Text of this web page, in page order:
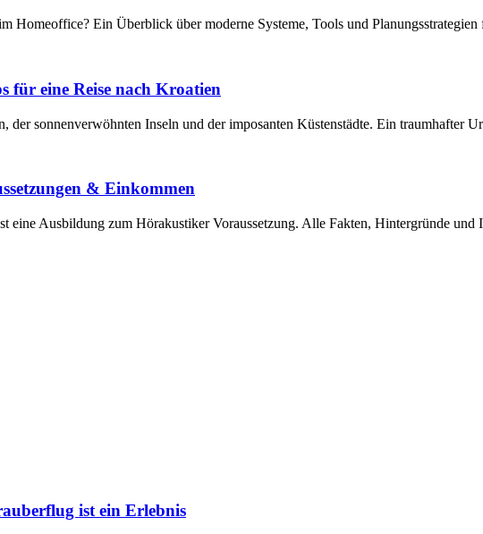
Homeoffice? Ein Überblick über moderne Systeme, Tools und Planungsstrategien
für eine Reise nach Kroatien
der sonnenverwöhnten Inseln und der imposanten Küstenstädte. Ein traumhafter
& Einkommen
eine Ausbildung zum Hörakustiker Voraussetzung. Alle Fakten, Hintergründe und
ist ein Erlebnis